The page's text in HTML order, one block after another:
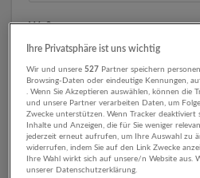
Wo?
Umkreis
Ihre Privatsphäre ist uns wichtig
Wir und unsere527 Partner speichern
Browsing-Daten oder eindeutige Kennungen,
. Wenn Sie Akzeptieren auswählen, können die
und unsere Partner verarbeiten Daten, um
Zwecke unterstützen. Wenn Tracker deaktiviert
Inhalte und Anzeigen, die für Sie weniger
jederzeit erneut aufrufen, um Ihre Auswahl zu
widerrufen, indem Sie auf den Link Zwecke
Ihre Wahl wirkt sich auf unsere/n Website aus.
unserer Datenschutzerklärung.